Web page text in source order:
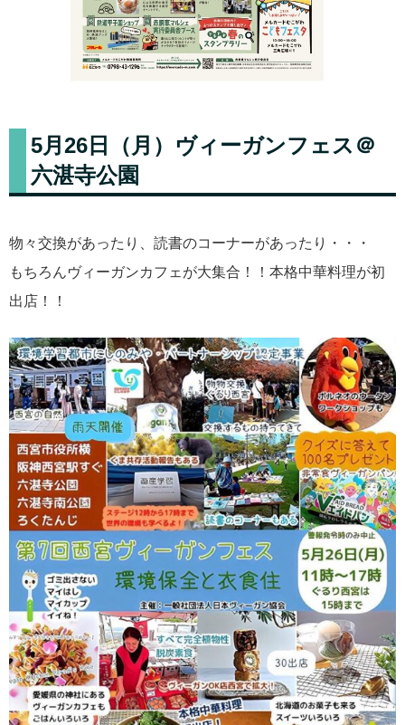
5月26日（月）ヴィーガンフェス＠
六湛寺公園
物々交換があったり、読書のコーナーがあったり・・・
もちろんヴィーガンカフェが大集合！！本格中華料理が初
出店！！